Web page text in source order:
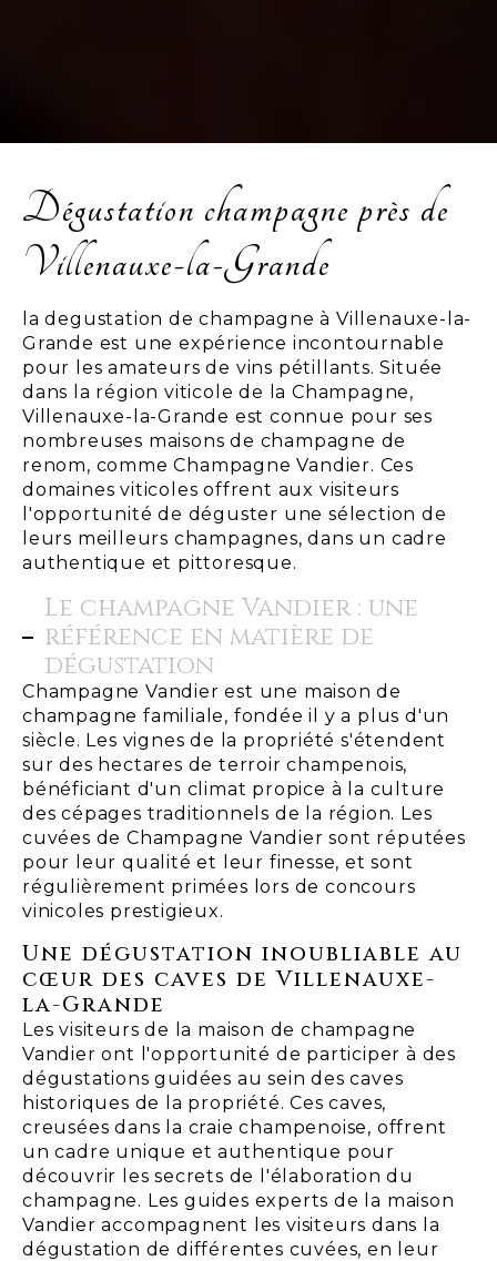
Dégustation champagne près de
Villenauxe-la-Grande
la degustation de champagne à Villenauxe-la-
Grande est une expérience incontournable
pour les amateurs de vins pétillants. Située
dans la région viticole de la Champagne,
Villenauxe-la-Grande est connue pour ses
nombreuses maisons de champagne de
renom, comme Champagne Vandier. Ces
domaines viticoles offrent aux visiteurs
l'opportunité de déguster une sélection de
leurs meilleurs champagnes, dans un cadre
authentique et pittoresque.
Le champagne Vandier : une
référence en matière de
dégustation
Champagne Vandier est une maison de
champagne familiale, fondée il y a plus d'un
siècle. Les vignes de la propriété s'étendent
sur des hectares de terroir champenois,
bénéficiant d'un climat propice à la culture
des cépages traditionnels de la région. Les
cuvées de Champagne Vandier sont réputées
pour leur qualité et leur finesse, et sont
régulièrement primées lors de concours
vinicoles prestigieux.
Une dégustation inoubliable au
cœur des caves de Villenauxe-
la-Grande
Les visiteurs de la maison de champagne
Vandier ont l'opportunité de participer à des
dégustations guidées au sein des caves
historiques de la propriété. Ces caves,
creusées dans la craie champenoise, offrent
un cadre unique et authentique pour
découvrir les secrets de l'élaboration du
champagne. Les guides experts de la maison
Vandier accompagnent les visiteurs dans la
dégustation de différentes cuvées, en leur